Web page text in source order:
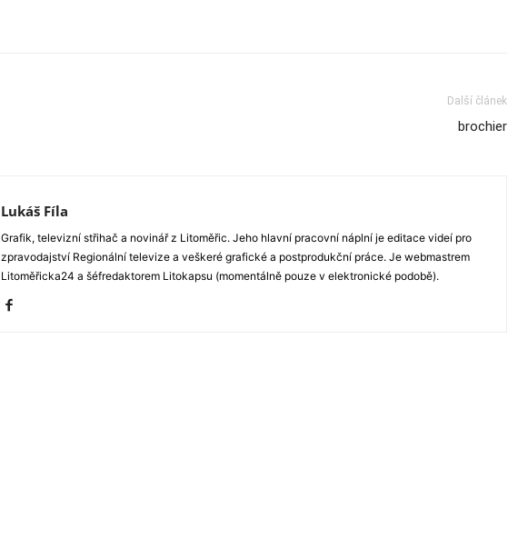
Další článek
brochier
Lukáš Fíla
Grafik, televizní střihač a novinář z Litoměřic. Jeho hlavní pracovní náplní je editace videí pro
zpravodajství Regionální televize a veškeré grafické a postprodukční práce. Je webmastrem
Litoměřicka24 a šéfredaktorem Litokapsu (momentálně pouze v elektronické podobě).